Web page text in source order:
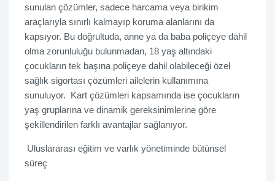
sunulan çözümler, sadece harcama veya birikim
araçlarıyla sınırlı kalmayıp koruma alanlarını da
kapsıyor. Bu doğrultuda, anne ya da baba poliçeye dahil
olma zorunluluğu bulunmadan, 18 yaş altındaki
çocukların tek başına poliçeye dahil olabileceği özel
sağlık sigortası çözümleri ailelerin kullanımına
sunuluyor. Kart çözümleri kapsamında ise çocukların
yaş gruplarına ve dinamik gereksinimlerine göre
şekillendirilen farklı avantajlar sağlanıyor.
Uluslararası eğitim ve varlık yönetiminde bütünsel
süreç